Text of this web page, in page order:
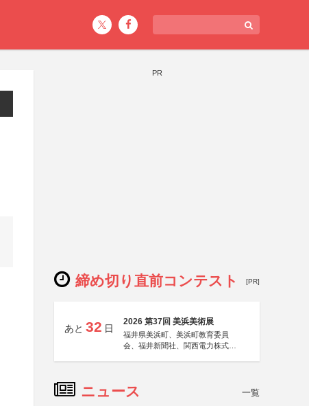
PR
締め切り直前コンテスト [PR]
あと 32 日
2026 第37回 美浜美術展
福井県美浜町、美浜町教育委員
会、福井新聞社、関西電力株式会
ニュース 一覧